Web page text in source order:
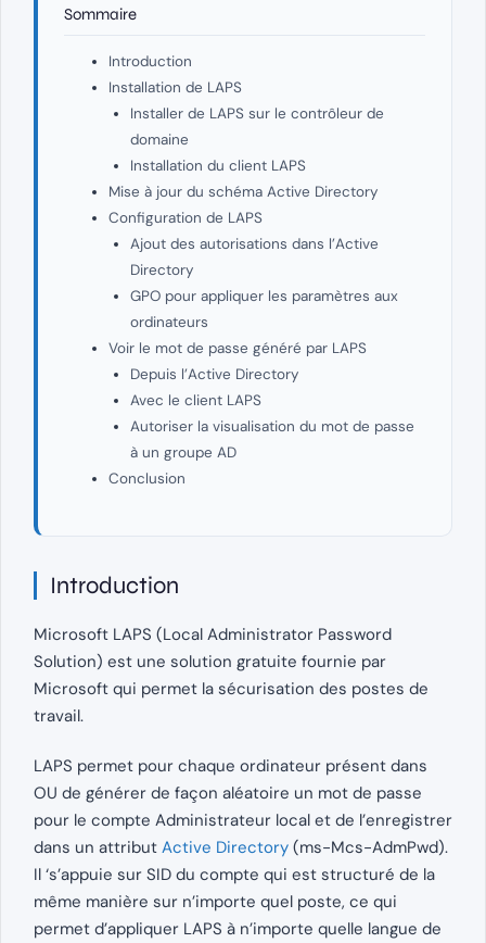
Sommaire
Introduction
Installation de LAPS
Installer de LAPS sur le contrôleur de
domaine
Installation du client LAPS
Mise à jour du schéma Active Directory
Configuration de LAPS
Ajout des autorisations dans l’Active
Directory
GPO pour appliquer les paramètres aux
ordinateurs
Voir le mot de passe généré par LAPS
Depuis l’Active Directory
Avec le client LAPS
Autoriser la visualisation du mot de passe
à un groupe AD
Conclusion
Introduction
Microsoft LAPS (Local Administrator Password
Solution) est une solution gratuite fournie par
Microsoft qui permet la sécurisation des postes de
travail.
LAPS permet pour chaque ordinateur présent dans
OU de générer de façon aléatoire un mot de passe
pour le compte Administrateur local et de l’enregistrer
dans un attribut Active Directory (ms-Mcs-AdmPwd).
Il ‘s’appuie sur SID du compte qui est structuré de la
même manière sur n’importe quel poste, ce qui
permet d’appliquer LAPS à n’importe quelle langue de